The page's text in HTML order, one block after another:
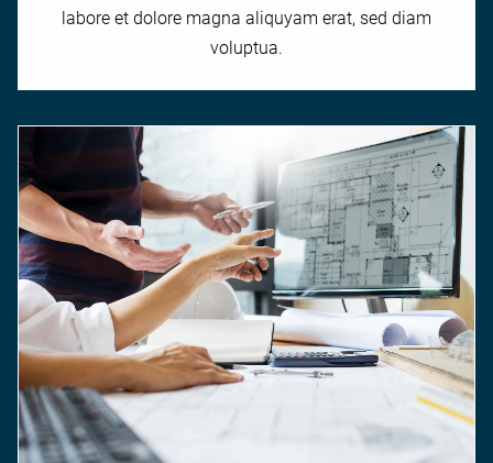
labore et dolore magna aliquyam erat, sed diam
voluptua.